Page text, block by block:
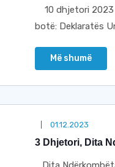
10 dhjetori 2023
botë: Deklaratës
Më shumë
01.12.2023
3 Dhjetori, Dita